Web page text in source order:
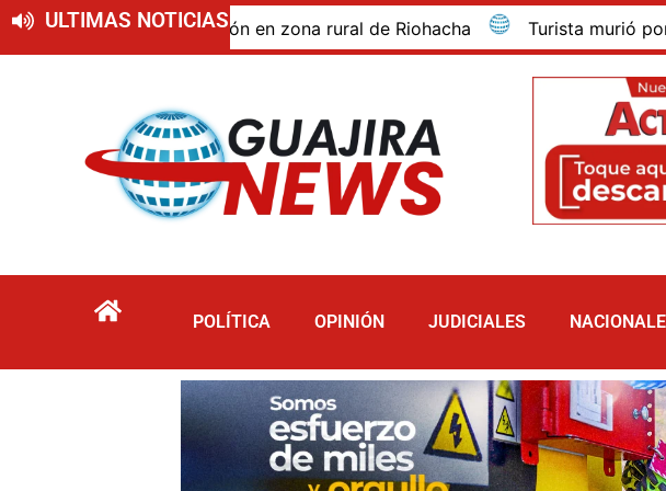
ULTIMAS NOTICIAS
de descomposición en zona rural de Riohacha Turista murió por
POLÍTICA OPINIÓN JUDICIALES